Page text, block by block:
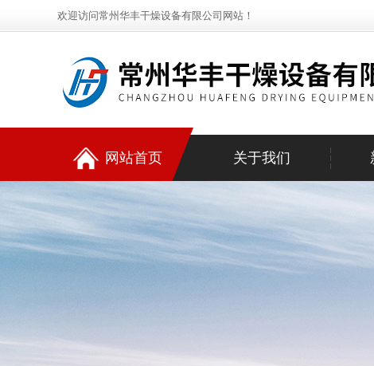
欢迎访问常州华丰干燥设备有限公司网站！
网站首页 关于我们